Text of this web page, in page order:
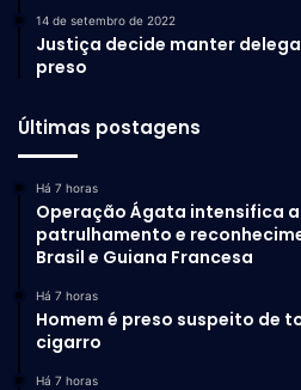
14 de setembro de 2022
Justiça decide manter
preso
Últimas postagens
Há 7 horas
Operação Ágata intensifica
patrulhamento e
Brasil e Guiana Francesa
Há 7 horas
Homem é preso suspeito de
cigarro
Há 7 horas